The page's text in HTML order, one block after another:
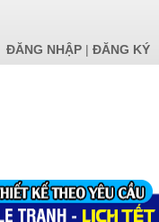
ĐĂNG NHẬP | ĐĂNG KÝ